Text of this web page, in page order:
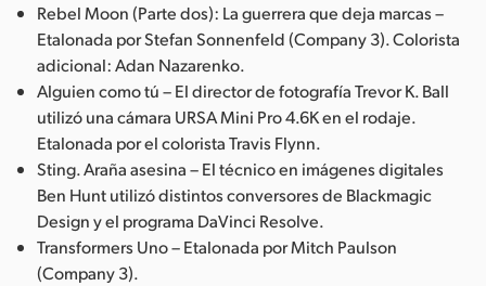
Rebel Moon (Parte dos): La guerrera que deja marcas –
Etalonada por Stefan Sonnenfeld (Company 3). Colorista
adicional: Adan Nazarenko.
Alguien como tú – El director de fotografía Trevor K. Ball
utilizó una cámara URSA Mini Pro 4.6K en el rodaje.
Etalonada por el colorista Travis Flynn.
Sting. Araña asesina – El técnico en imágenes digitales
Ben Hunt utilizó distintos conversores de Blackmagic
Design y el programa DaVinci Resolve.
Transformers Uno – Etalonada por Mitch Paulson
(Company 3).